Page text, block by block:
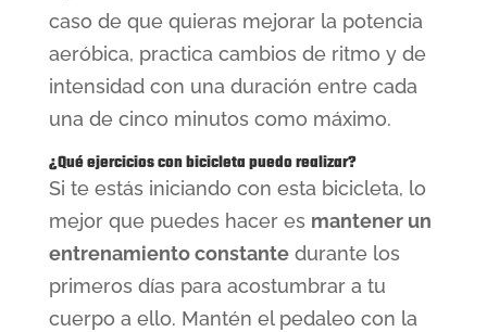
caso de que quieras mejorar la potencia
aeróbica, practica cambios de ritmo y de
intensidad con una duración entre cada
una de cinco minutos como máximo.
¿Qué ejercicios con bicicleta puedo realizar?
Si te estás iniciando con esta bicicleta, lo
mejor que puedes hacer es mantener un
entrenamiento constantedurante los
primeros días para acostumbrar a tu
cuerpo a ello. Mantén el pedaleo con la